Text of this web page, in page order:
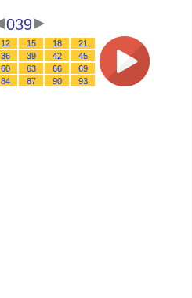
039
12 15 18
21
36 39 42
45
60 63 66
69
84 87 90 93